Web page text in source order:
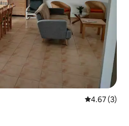
從 3 則評價
4.67 (3)